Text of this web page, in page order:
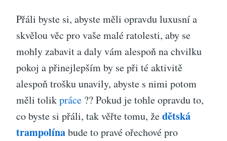
Přáli byste si, abyste měli opravdu luxusní a
skvělou věc pro vaše malé ratolesti, aby se
mohly zabavit a daly vám alespoň na chvilku
pokoj a přinejlepším by se při té aktivitě
alespoň trošku unavily, abyste s nimi potom
měli tolikpráce ?? Pokud je tohle opravdu to,
co byste si přáli, tak věřte tomu, žedětská
trampolínabude to pravé ořechové pro